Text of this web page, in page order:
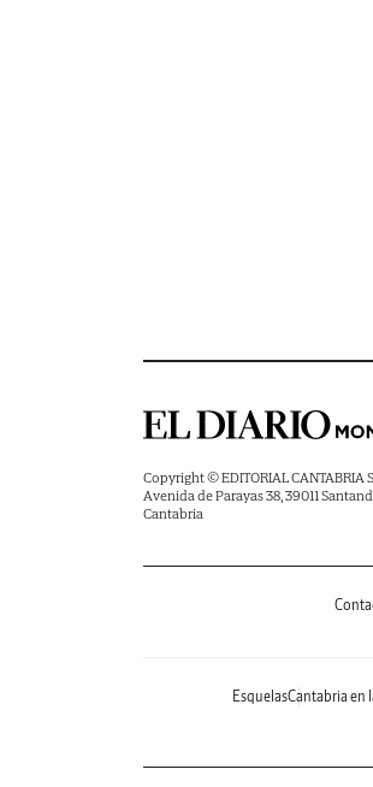
Copyright © EDITORIAL CANTABRIA
Avenida de Parayas 38, 39011
Cantabria
EsquelasCantabria en